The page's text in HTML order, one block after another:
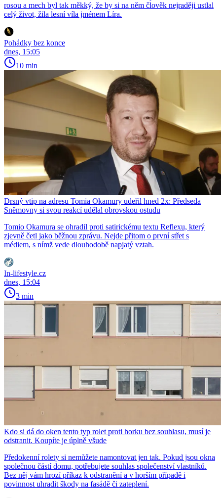
rosou a mech byl tak měkký, že by si na něm člověk nejraději ustlal
celý život, žila lesní víla jménem Líra.
Pohádky bez konce
dnes, 15:05
10 min
Drsný vtip na adresu Tomia Okamury udeřil hned 2x: Předseda
Sněmovny si svou reakcí udělal obrovskou ostudu
Tomio Okamura se ohradil proti satirickému textu Reflexu, který
zjevně četl jako běžnou zprávu. Nejde přitom o první střet s
médiem, s nímž vede dlouhodobě napjatý vztah.
In-lifestyle.cz
dnes, 15:04
3 min
Kdo si dá do oken tento typ rolet proti horku bez souhlasu, musí je
odstranit. Koupíte je úplně všude
Předokenní rolety si nemůžete namontovat jen tak. Pokud jsou okna
společnou částí domu, potřebujete souhlas společenství vlastníků.
Bez něj vám hrozí příkaz k odstranění a v horším případě i
povinnost uhradit škody na fasádě či zateplení.